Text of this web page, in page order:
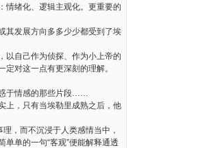
情绪化、逻辑主观化。更重要的
其发展方向多多少少都受到了埃
以自己作为侦探、作为小上帝的
对这一点有更深刻的理解。
于情感的那些片段……
上，只有当埃勒里成熟之后，他
，而不沉浸于人类感情当中，
单单的一句“客观”便能解释通透